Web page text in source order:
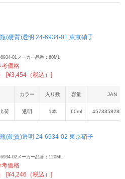
(硬質)透明 24-6934-01 東京硝子
01メーカー品番：60ML
考価格
[¥3,454（税込）]
カラー 入り数 容量 JAN
荷 透明 1本 60ml
(硬質)透明 24-6934-02 東京硝子
02メーカー品番：120ML
考価格
[¥4,246（税込）]